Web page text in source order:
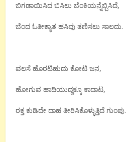
ಬಿಗಡಾಯಿಸಿದ ಬಿಸಿಲು ಬೆಂಕಿಯನ್ನೆಬ್ಬಿಸಿದೆ,
ಬೆಂದ ಓತೀಕ್ಯಾತ ಹಸಿವು ತಣಿಸಲು ಸಾಲದು.
ವಲಸೆ ಹೊರಟಿಹುದು ಕೋಟಿ ಜನ,
ಹೋಗುವ ಹಾದಿಯುದ್ದಕ್ಕೂ ಕಾದಾಟ,
ರಕ್ತ ಕುಡಿದೇ ದಾಹ ತೀರಿಸಿಕೊಳ್ಳುತ್ತಿದೆ ಗುಂಪು.